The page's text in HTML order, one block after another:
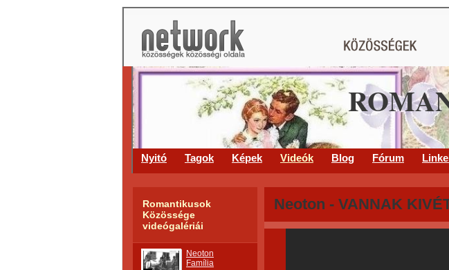
Nyitó Tagok Képek Videók Blog Fórum
Romantikusok
Közössége
videógalériái
Neoton
Família
Neoton - VANNAK